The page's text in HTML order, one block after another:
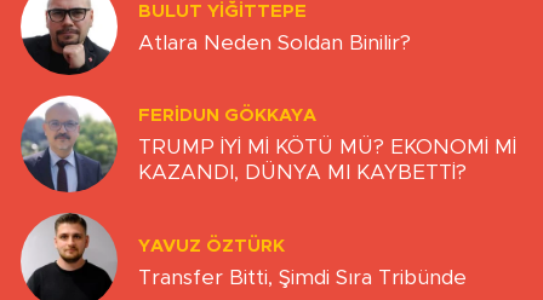
BULUT YİĞİTTEPE
Atlara Neden Soldan Binilir?
FERIDUN GÖKKAYA
TRUMP İYİ Mİ KÖTÜ MÜ? EKONOMİ Mİ
KAZANDI, DÜNYA MI KAYBETTİ?
YAVUZ ÖZTÜRK
Transfer Bitti, Şimdi Sıra Tribünde